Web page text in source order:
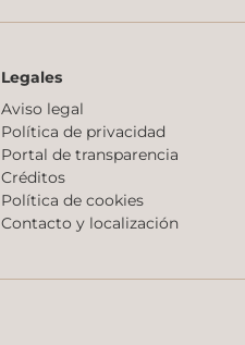
Legales
Aviso legal
Política de privacidad
Portal de transparencia
Créditos
Política de cookies
Contacto y localización